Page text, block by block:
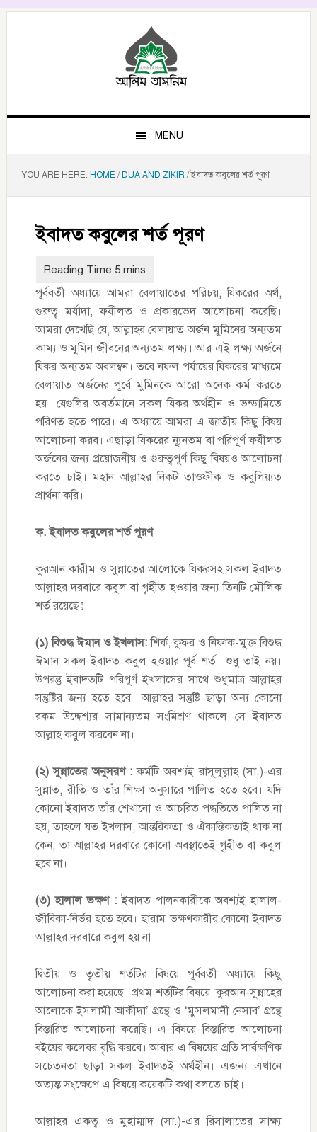
Skip
Skip
Skip
MENU
YOU ARE HERE: HOME / DUA AND ZIKIR /ইবাদত কবুলের শর্ত পূরণ
ইবাদত কবুলের শর্ত পূরণ
পূর্ববর্তী অধ্যায়ে আমরা বেলায়াতের পরিচয়, যিকরের অর্থ,
গুরুত্ব মর্যাদা, ফযীলত ও প্রকারভেদ আলোচনা করেছি।
আমরা দেখেছি যে, আল্লাহর বেলায়াত অর্জন মুমিনের অন্যতম
কাম্য ও মুমিন জীবনের অন্যতম লক্ষ্য। আর এই লক্ষ্য অর্জনে
যিকর অন্যতম অবলম্বন। তবে নফল পর্যায়ের যিকরের মাধ্যমে
বেলায়াত অর্জনের পূর্বে মুমিনকে আরো অনেক কর্ম করতে
হয়। যেগুলির অবর্তমানে সকল যিকর অর্থহীন ও ভন্ডামিতে
পরিণত হতে পারে। এ অধ্যায়ে আমরা এ জাতীয় কিছু বিষয়
আলোচনা করব। এছাড়া যিকরের ন্যূনতম বা পরিপূর্ণ ফযীলত
অর্জনের জন্য প্রয়োজনীয় ও গুরুত্বপূর্ণ কিছু বিষয়ও আলোচনা
করতে চাই। মহান আল্লাহর নিকট তাওফীক ও কবুলিয়্যত
প্রার্থনা করি।
ক. ইবাদত কবুলের শর্ত পূরণ
কুরআন কারীম ও সুন্নাতের আলোকে যিকরসহ সকল ইবাদত
আল্লাহর দরবারে কবুল বা গৃহীত হওয়ার জন্য তিনটি মৌলিক
শর্ত রয়েছেঃ
(১) বিশুদ্ধ ঈমান ও ইখলাস:শির্ক, কুফর ও নিফাক-মুক্ত বিশুদ্ধ
ঈমান সকল ইবাদত কবুল হওয়ার পূর্ব শর্ত। শুধু তাই নয়।
উপরন্তু ইবাদতটি পরিপূর্ণ ইখলাসের সাথে শুধুমাত্র আল্লাহর
সন্তুষ্টির জন্য হতে হবে। আল্লাহর সন্তুষ্টি ছাড়া অন্য কোনো
রকম উদ্দেশ্যর সামান্যতম সংমিশ্রণ থাকলে সে ইবাদত
আল্লাহ কবুল করবেন না।
(২) সুন্নাতের অনুসরণ :কর্মটি অবশ্যই রাসূলুল্লাহ (সা.)-এর
সুন্নাত, রীতি ও তাঁর শিক্ষা অনুসারে পালিত হতে হবে। যদি
কোনো ইবাদত তাঁর শেখানো ও আচরিত পদ্ধতিতে পালিত না
হয়, তাহলে যত ইখলাস, আন্তরিকতা ও ঐকান্তিকতাই থাক না
কেন, তা আল্লাহর দরবারে কোনো অবস্থাতেই গৃহীত বা কবুল
হবে না।
(৩) হালাল ভক্ষণ : ইবাদত পালনকারীকে অবশ্যই হালাল-
জীবিকা-নির্ভর হতে হবে। হারাম ভক্ষণকারীর কোনো ইবাদত
আল্লাহর দরবারে কবুল হয় না।
দ্বিতীয় ও তৃতীয় শর্তটির বিষয়ে পূর্ববর্তী অধ্যায়ে কিছু
আলোচনা করা হয়েছে। প্রথম শর্তটির বিষয়ে ‘কুরআন-সুন্নাহের
আলোকে ইসলামী আকীদা’ গ্রন্থে ও ‘মুসলমানী নেসাব’ গ্রন্থে
বিস্তারিত আলোচনা করেছি। এ বিষয়ে বিস্তারিত আলোচনা
বইয়ের কলেবর বৃদ্ধি করবে। আবার এ বিষয়ের প্রতি সার্বক্ষণিক
সচেতনতা ছাড়া সকল ইবাদতই অর্থহীন। এজন্য এখানে
অত্যন্ত সংক্ষেপে এ বিষয়ে কয়েকটি কথা বলতে চাই।
আল্লাহর একত্ব ও মুহাম্মাদ (সা.)-এর রিসালাতের সাক্ষ্য